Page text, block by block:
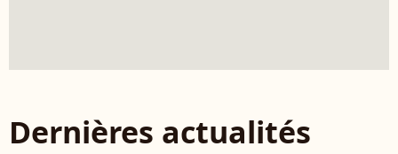
Dernières actualités